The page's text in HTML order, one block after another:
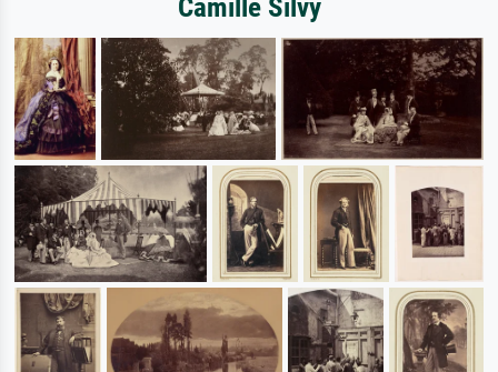
Camille Silvy